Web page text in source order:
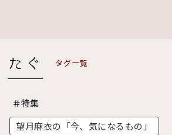
タグ一覧
＃特集
望月麻衣の「今、気になるもの」